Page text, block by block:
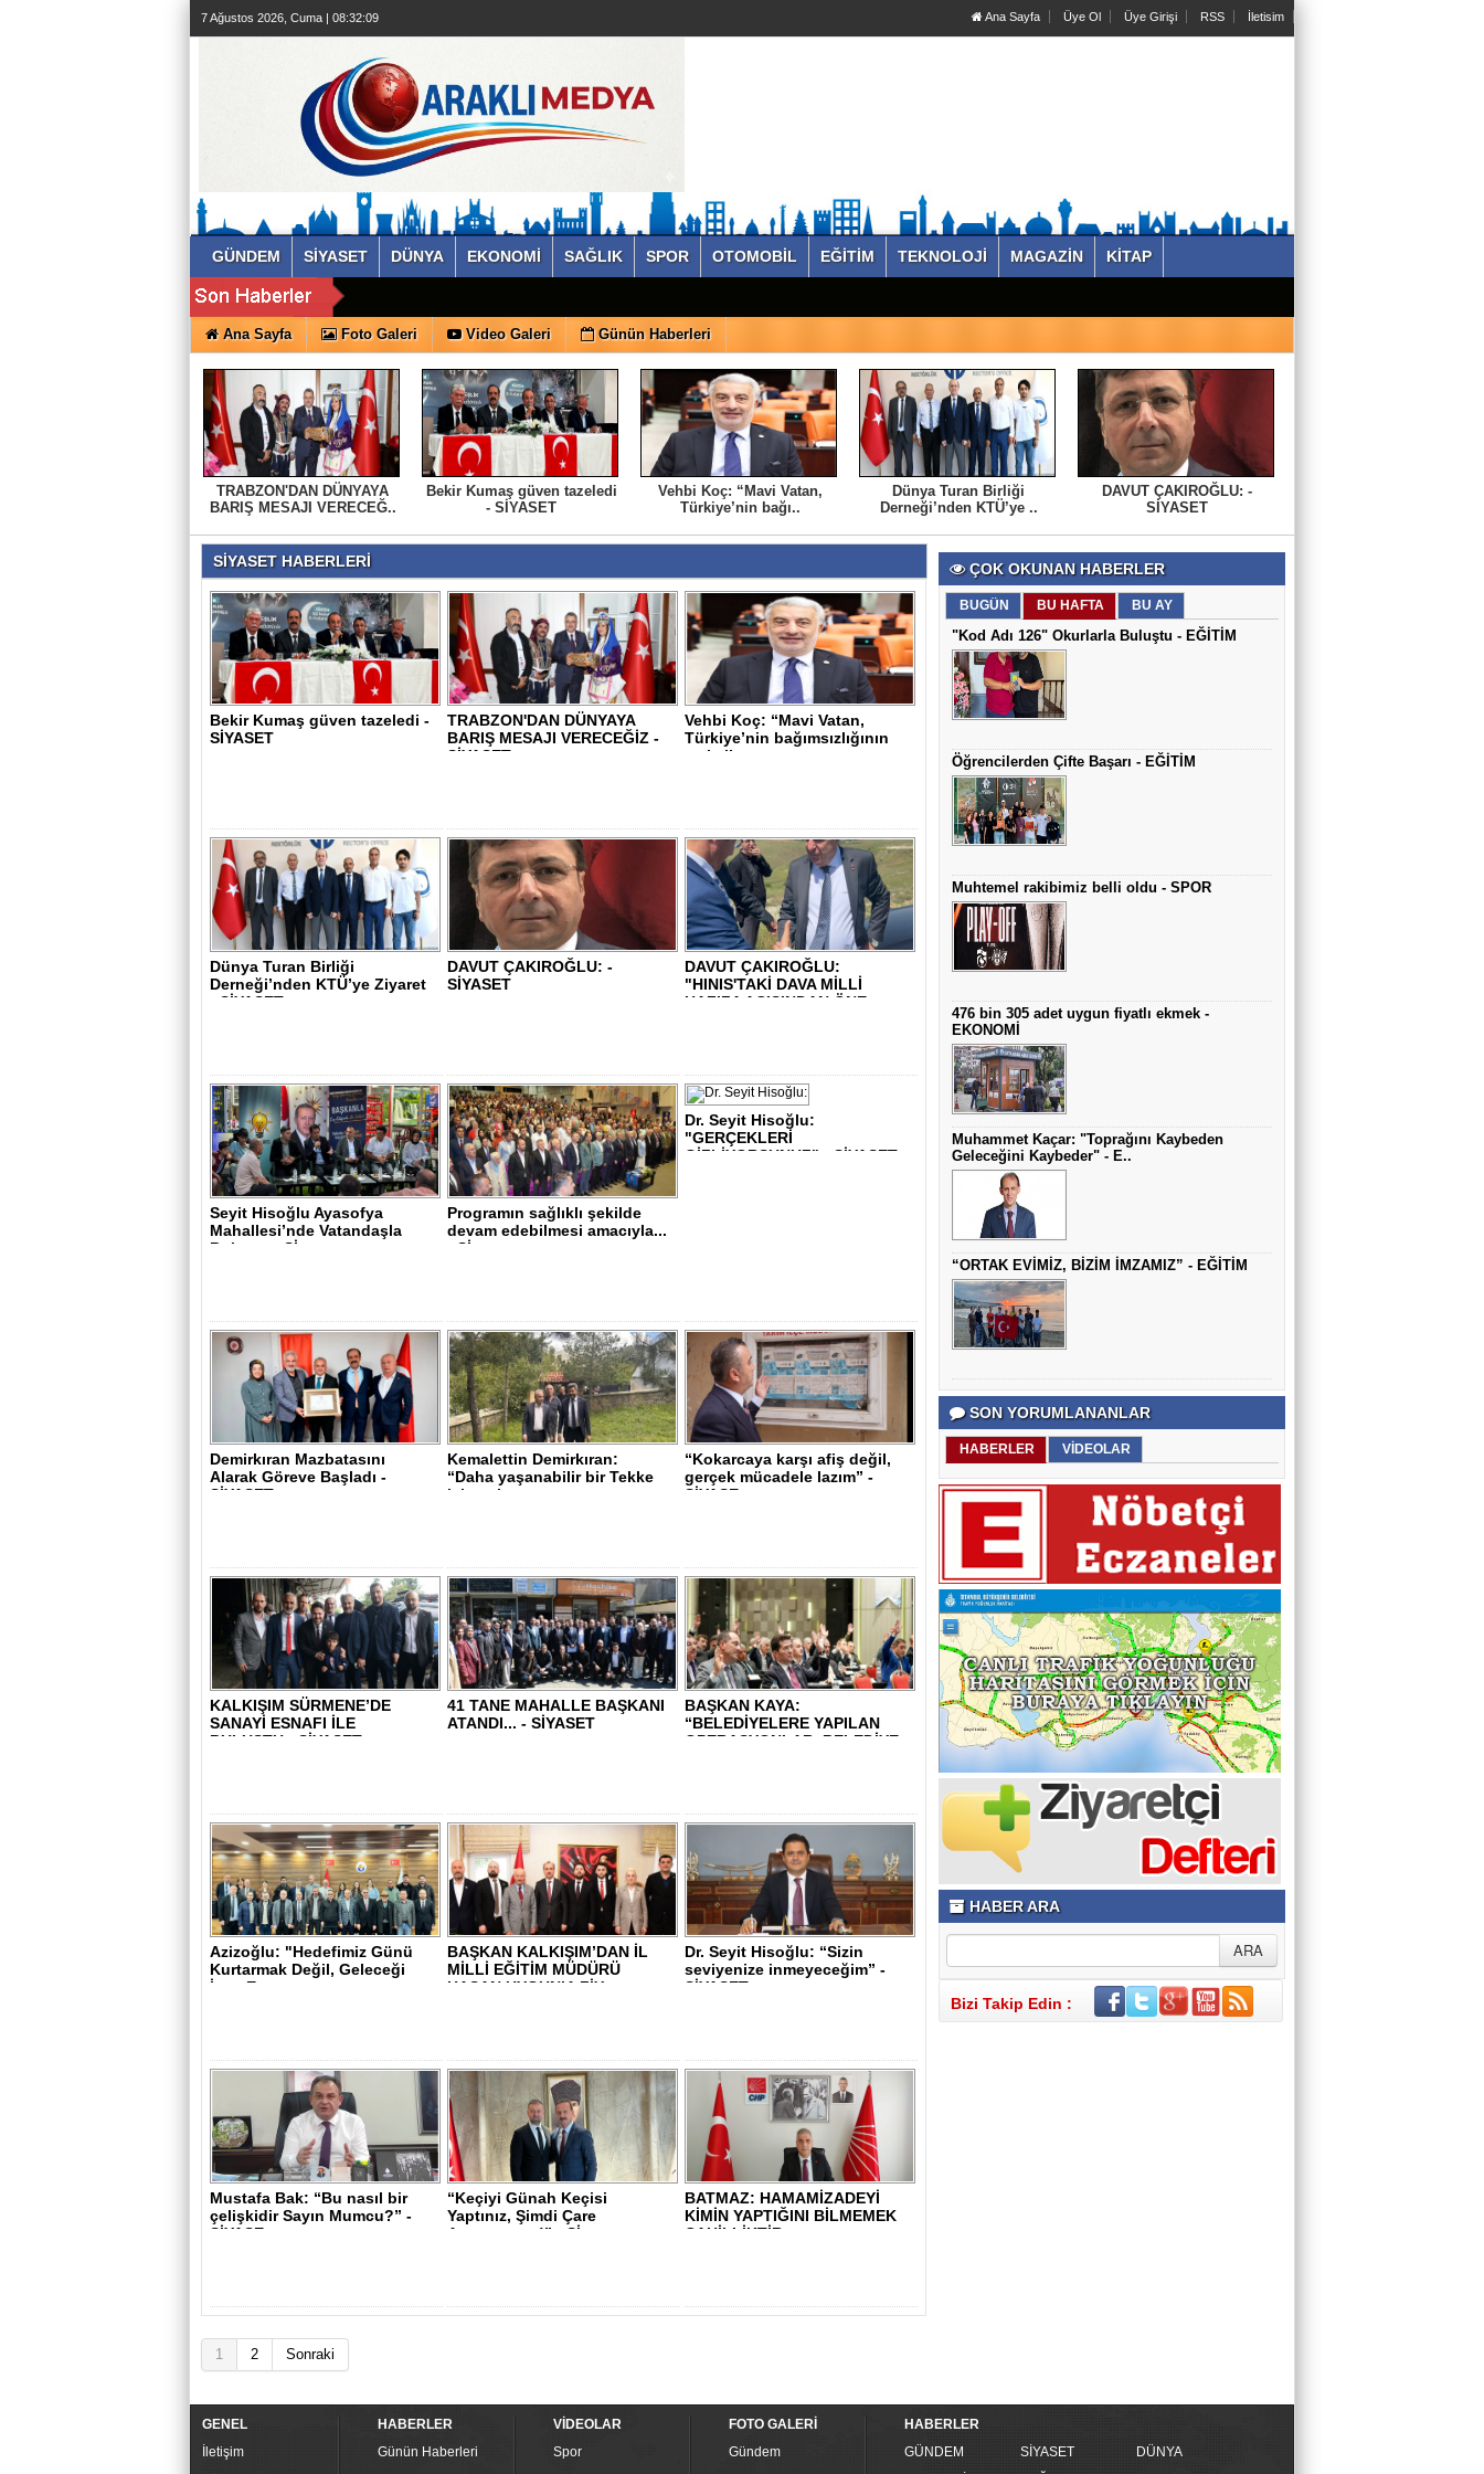
7 Ağustos 2026, Cuma | 08:32:10 Ana Sayfa Üye Ol Üye Girişi RSS İletisim
GÜNDEM SİYASET DÜNYA EKONOMİ SAĞLIK SPOR OTOMOBİL EĞİTİM TEKNOLOJİ MAGAZİN KİTAP
Ana Sayfa Foto Galeri Video Galeri Günün Haberleri
TRABZON'DAN DÜNYAYA
BARIŞ MESAJI VERECEĞ..
Bekir Kumaş güven tazeledi
- SİYASET
Vehbi Koç: “Mavi Vatan,
Türkiye’nin bağı..
Dünya Turan Birliği
Derneği’nden KTÜ’ye ..
DAVUT ÇAKIROĞLU: -
SİYASET
ÇOK OKUNAN HABERLER
BUGÜN BU HAFTA BU AY
"Kod Adı 126" Okurlarla Buluştu - EĞİTİM
Öğrencilerden Çifte Başarı - EĞİTİM
Muhtemel rakibimiz belli oldu - SPOR
476 bin 305 adet uygun fiyatlı ekmek -
EKONOMİ
Muhammet Kaçar: "Toprağını Kaybeden
Geleceğini Kaybeder" - E..
“ORTAK EVİMİZ, BİZİM İMZAMIZ” - EĞİTİM
SON YORUMLANANLAR
HABERLER VİDEOLAR
HABER ARA
Bizi Takip Edin :
SİYASET HABERLERİ
Bekir Kumaş güven tazeledi -
SİYASET
TRABZON'DAN DÜNYAYA
BARIŞ MESAJI VERECEĞİZ -
SİYASET
Vehbi Koç: “Mavi Vatan,
Türkiye’nin bağımsızlığının
ve kalkı..
Dünya Turan Birliği
Derneği’nden KTÜ’ye Ziyaret
- SİYASET..
DAVUT ÇAKIROĞLU: -
SİYASET
DAVUT ÇAKIROĞLU:
"HINIS'TAKİ DAVA MİLLİ
HAFIZA AÇISINDAN ÖNE..
Seyit Hisoğlu Ayasofya
Mahallesi’nde Vatandaşla
Buluştu - Sİ..
Programın sağlıklı şekilde
devam edebilmesi amacıyla...
- Sİ..
Dr. Seyit Hisoğlu:
"GERÇEKLERİ
GİZLİYORSUNUZ" - SİYASET..
Demirkıran Mazbatasını
Alarak Göreve Başladı -
SİYASET..
Kemalettin Demirkıran:
“Daha yaşanabilir bir Tekke
için çalı..
“Kokarcaya karşı afiş değil,
gerçek mücadele lazım” -
SİYASE..
KALKIŞIM SÜRMENE’DE
SANAYİ ESNAFI İLE
BULUŞTU - SİYASET..
41 TANE MAHALLE BAŞKANI
ATANDI... - SİYASET
BAŞKAN KAYA:
“BELEDİYELERE YAPILAN
OPERASYONLAR, BELEDİYE
Azizoğlu: "Hedefimiz Günü
Kurtarmak Değil, Geleceği
İnşa Etm..
BAŞKAN KALKIŞIM’DAN İL
MİLLİ EĞİTİM MÜDÜRÜ
HASAN UYGUN’A ZİY..
Dr. Seyit Hisoğlu: “Sizin
seviyenize inmeyeceğim” -
SİYASET..
Mustafa Bak: “Bu nasıl bir
çelişkidir Sayın Mumcu?” -
SİYASE..
“Keçiyi Günah Keçisi
Yaptınız, Şimdi Çare
Arıyorsunuz!” - Sİ..
BATMAZ: HAMAMİZADEYİ
KİMİN YAPTIĞINI BİLMEMEK
CAHİLLİKTİR - ..
1 2 Sonraki
GENEL
İletişim
HABERLER
Günün Haberleri
VİDEOLAR
Spor
FOTO GALERİ
Gündem
HABERLER
GÜNDEM
SİYASET
DÜNYA